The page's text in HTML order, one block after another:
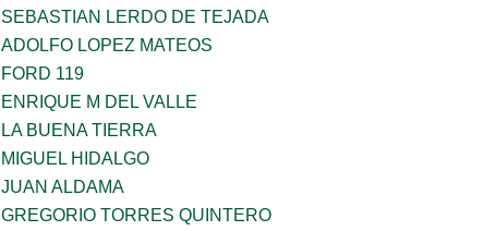
SEBASTIAN LERDO DE TEJADA
ADOLFO LOPEZ MATEOS
FORD 119
ENRIQUE M DEL VALLE
LA BUENA TIERRA
MIGUEL HIDALGO
JUAN ALDAMA
GREGORIO TORRES QUINTERO